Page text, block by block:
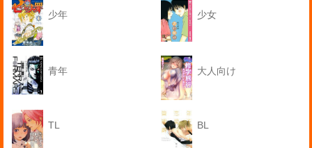
少年 少女
青年 大人向け
TL BL